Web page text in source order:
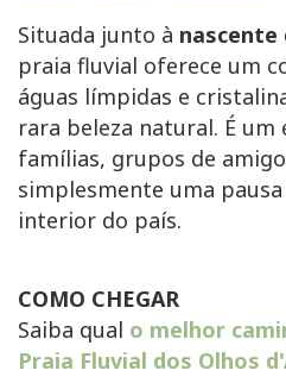
Situada junto à nascente
praia fluvial oferece um
águas límpidas e
rara beleza natural. É um
famílias, grupos de
simplesmente uma
interior do país.
COMO CHEGAR
Saiba qual o melhor
Praia Fluvial dos Olhos